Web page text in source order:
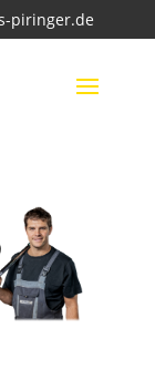
piringer.de